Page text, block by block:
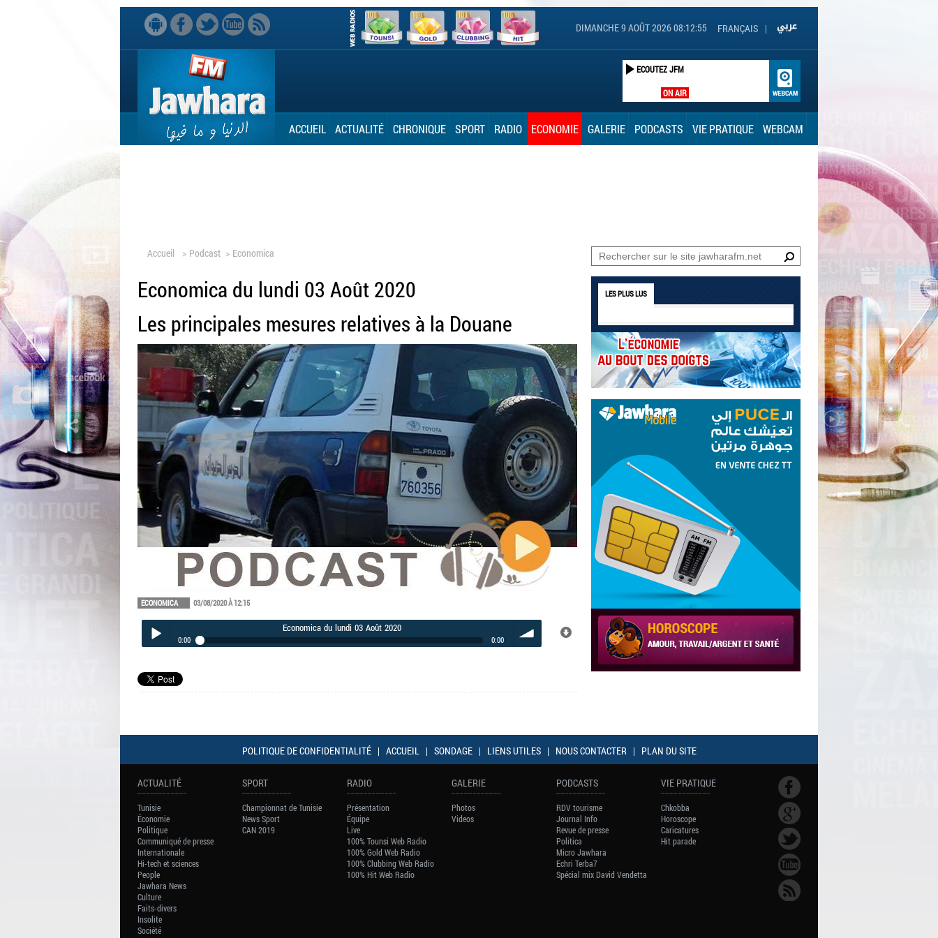
FRANÇAIS |
DIMANCHE 9 AOÛT 2026 08:12:56
ON AIR
ECOUTEZ JFM
ACCUEIL ACTUALITÉ CHRONIQUE SPORT RADIO ECONOMIE GALERIE PODCASTS VIE PRATIQUE WEBCAM
Accueil > Podcast > Economica
Economica du lundi 03 Août 2020
Les principales mesures relatives à la Douane
ECONOMICA 03/08/2020 À 12:15
Play /
pause
Economica du lundi 03 Août 2020
0:00 0:00
LES PLUS LUS
POLITIQUE DE CONFIDENTIALITÉ | ACCUEIL | SONDAGE | LIENS UTILES | NOUS CONTACTER | PLAN DU SITE
ACTUALITÉ
Tunisie
Économie
Politique
Communiqué de presse
Internationale
Hi-tech et sciences
People
Jawhara News
Culture
Faits-divers
Insolite
Société
SPORT
Championnat de Tunisie
News Sport
CAN 2019
RADIO
Présentation
Équipe
Live
100% Tounsi Web Radio
100% Gold Web Radio
100% Clubbing Web Radio
100% Hit Web Radio
GALERIE
Photos
Videos
PODCASTS
RDV tourisme
Journal Info
Revue de presse
Politica
Micro Jawhara
Echri Terba7
Spécial mix David Vendetta
VIE PRATIQUE
Chkobba
Horoscope
Caricatures
Hit parade